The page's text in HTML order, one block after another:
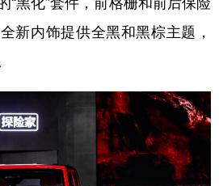
新内饰提供全黑和黑棕主题，